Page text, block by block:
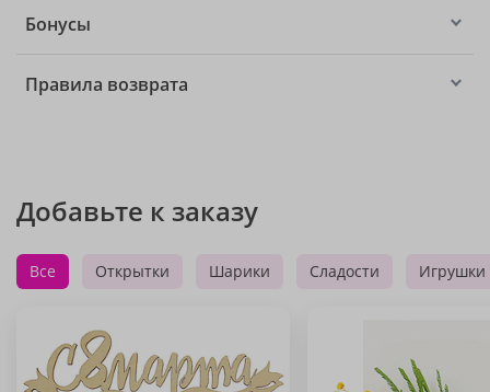
Бонусы
Правила возврата
Добавьте к заказу
Все Открытки Шарики Сладости Игрушки